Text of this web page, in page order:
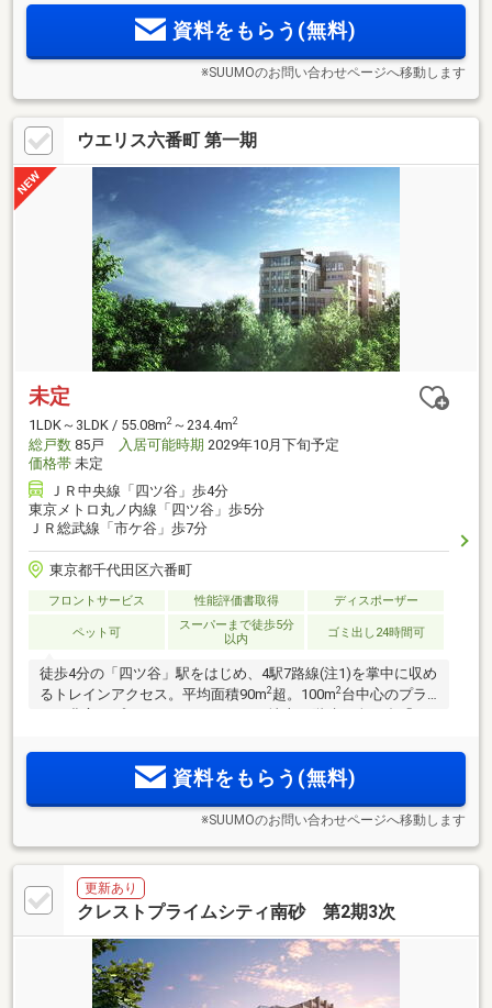
る敷地を生かす角住戸中心(注1)内廊下設計
資料をもらう(無料)
※SUUMOのお問い合わせページへ移動します
ウエリス六番町 第一期
未定
1LDK～3LDK / 55.08m2 ～234.4m2
総戸数 85戸 入居可能時期 2029年10月下旬予定
価格帯 未定
ＪＲ中央線「四ツ谷」歩4分
東京メトロ丸ノ内線「四ツ谷」歩5分
ＪＲ総武線「市ケ谷」歩7分
東京都千代田区六番町
フロントサービス 性能評価書取得 ディスポーザー
ペット可
スーパーまで徒歩5分
以内
ゴミ出し24時間可
徒歩4分の「四ツ谷」駅をはじめ、4駅7路線(注1)を掌中に収め
るトレインアクセス。平均面積90m2超。100m2台中心のプラ
資料をもらう(無料)
※SUUMOのお問い合わせページへ移動します
更新あり
クレストプライムシティ南砂 第2期3次